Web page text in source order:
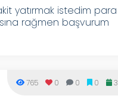
yatırmak istedim para
rağmen başvurum
765 0 0 0